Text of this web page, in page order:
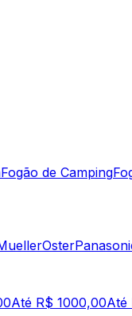
Fogão de Camping
Oster
Até R$ 1000,00Até